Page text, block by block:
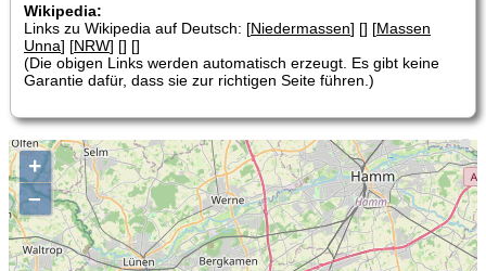
Wikipedia:
Links zu Wikipedia auf Deutsch: [Niedermassen] [] [Massen
Unna] [NRW] [] []
(Die obigen Links werden automatisch erzeugt. Es gibt keine
Garantie dafür, dass sie zur richtigen Seite führen.)
+
–